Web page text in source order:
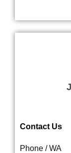
Contact Us
Phone / WA